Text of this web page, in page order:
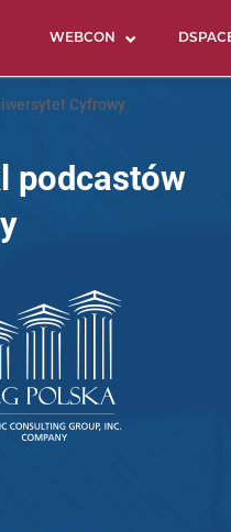
WEBCON
Cyfrowy
podcastów